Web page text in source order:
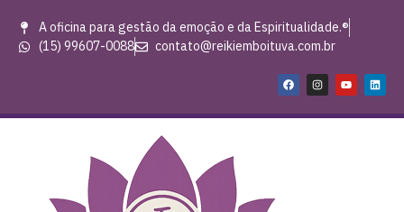
A oficina para gestão da emoção e da Espiritualidade.®
(15) 99607-0088
contato@reikiemboituva.com.br